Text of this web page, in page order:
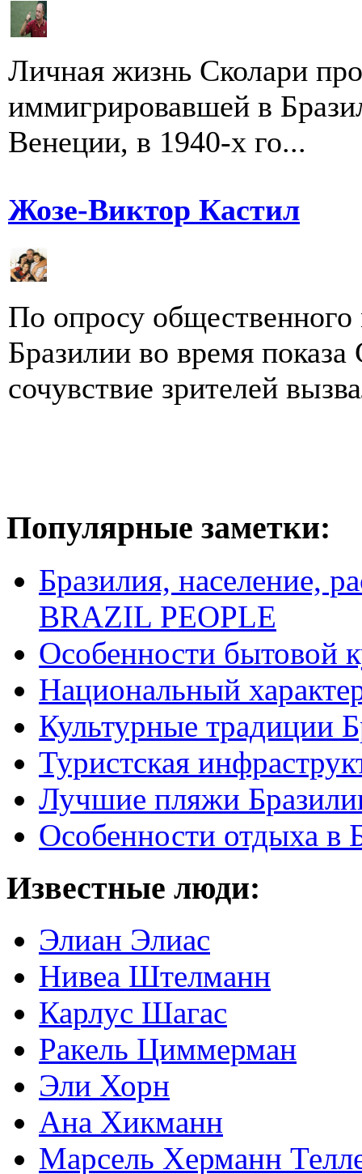
Личная жизнь Сколари
иммигрировавшей в
Венеции, в 1940-х го...
Жозе-Виктор Кастил
По опросу
Бразилии во время
сочувствие зрителей
Популярные заметки:
Бразилия, население,
BRAZIL PEOPLE
Особенности бытовой
Национальный
Культурные традиции
Туристская
Лучшие пляжи
Особенности отдыха в
Известные люди:
Элиан Элиас
Нивеа Штелманн
Карлус Шагас
Ракель Циммерман
Эли Хорн
Ана Хикманн
Марсель Херманн